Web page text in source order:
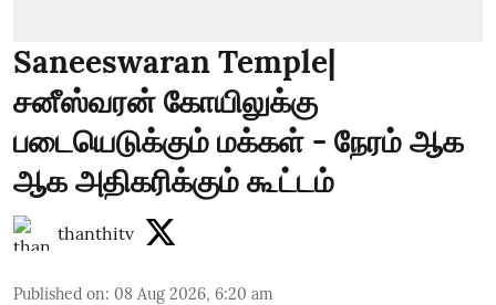
Saneeswaran Temple|
சனீஸ்வரன் கோயிலுக்கு
படையெடுக்கும் மக்கள் - நேரம் ஆக
ஆக அதிகரிக்கும் கூட்டம்
thanthitv
Published on: 08 Aug 2026, 6:20 am